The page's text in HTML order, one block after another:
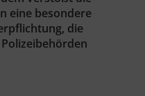
eine besondere
die